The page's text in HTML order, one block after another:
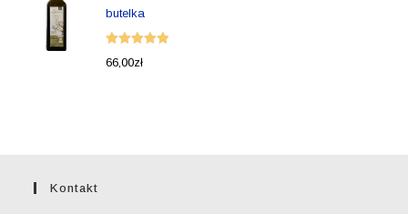
butelka
Oceniono
66,00zł
Kontakt